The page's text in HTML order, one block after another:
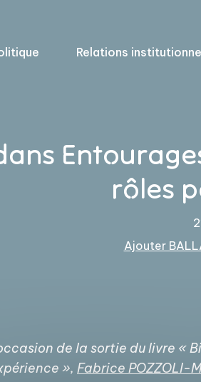
Relations
rôles
Ajouter
de la sortie du livre «
», Fabrice POZZOLI-